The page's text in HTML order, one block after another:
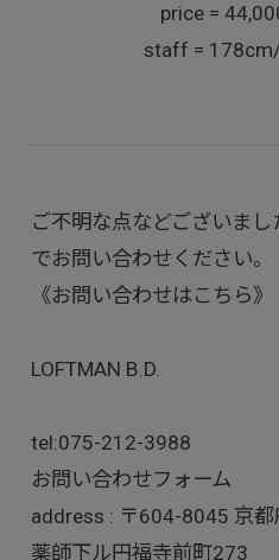
price =
staff =
ご不明な点などございまし
でお問い合わせください。
《お問い合わせはこちら》
LOFTMAN B.D.
tel:075-212-3988
お問い合わせフォーム
address : 〒604-8045 京
薬師下ル円福寺前町273